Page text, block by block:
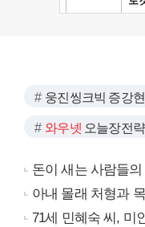
웅진씽크빅 증강
와우넷 오늘장전략
돈이 새는 사람들
아내 몰래 처형과
71세 민혜숙 씨, 미